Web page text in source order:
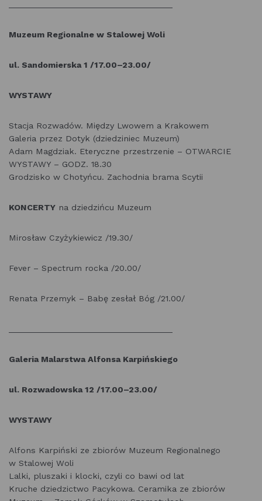
Muzeum Regionalne w Stalowej Woli
ul. Sandomierska 1 /17.00–23.00/
WYSTAWY
Stacja Rozwadów. Między Lwowem a Krakowem
Galeria przez Dotyk (dziedziniec Muzeum)
Adam Magdziak. Eteryczne przestrzenie – OTWARCIE
WYSTAWY – GODZ. 18.30
Grodzisko w Chotyńcu. Zachodnia brama Scytii
KONCERTY na dziedzińcu Muzeum
Mirosław Czyżykiewicz /19.30/
Fever – Spectrum rocka /20.00/
Renata Przemyk – Babę zesłał Bóg /21.00/
Galeria Malarstwa Alfonsa Karpińskiego
ul. Rozwadowska 12 /17.00–23.00/
WYSTAWY
Alfons Karpiński ze zbiorów Muzeum Regionalnego
w Stalowej Woli
Lalki, pluszaki i klocki, czyli co bawi od lat
Kruche dziedzictwo Pacykowa. Ceramika ze zbiorów